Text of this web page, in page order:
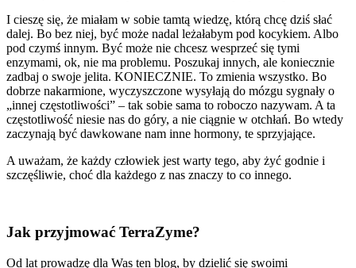
I cieszę się, że miałam w sobie tamtą wiedzę, którą chcę dziś słać
dalej. Bo bez niej, być może nadal leżałabym pod kocykiem. Albo
pod czymś innym. Być może nie chcesz wesprzeć się tymi
enzymami, ok, nie ma problemu. Poszukaj innych, ale koniecznie
zadbaj o swoje jelita. KONIECZNIE. To zmienia wszystko. Bo
dobrze nakarmione, wyczyszczone wysyłają do mózgu sygnały o
„innej częstotliwości” – tak sobie sama to roboczo nazywam. A ta
częstotliwość niesie nas do góry, a nie ciągnie w otchłań. Bo wtedy
zaczynają być dawkowane nam inne hormony, te sprzyjające.
A uważam, że każdy człowiek jest warty tego, aby żyć godnie i
szczęśliwie, choć dla każdego z nas znaczy to co innego.
Jak przyjmować TerraZyme?
Od lat prowadzę dla Was ten blog, by dzielić się swoimi